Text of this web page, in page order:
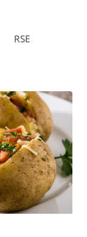
RSE